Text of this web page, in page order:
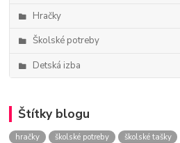
Hračky
Školské potreby
Detská izba
Štítky blogu
hračky školské potreby školské tašky